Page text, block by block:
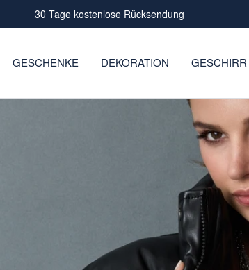
Leidenschaft für Glas seit 1859
GESCHENKE DEKORATION GESCHIRR